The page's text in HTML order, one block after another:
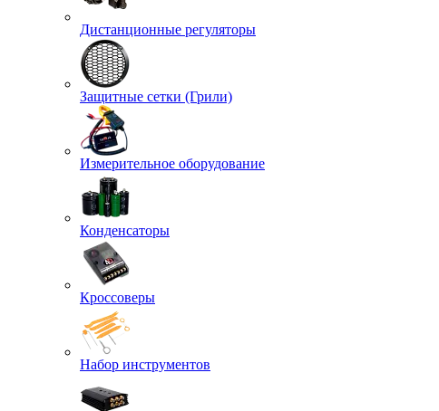
Дистанционные регуляторы
Защитные сетки (Грили)
Измерительное оборудование
Конденсаторы
Кроссоверы
Набор инструментов